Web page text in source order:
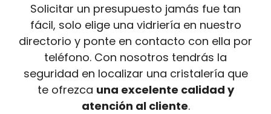
Solicitar un presupuesto jamás fue tan
fácil, solo elige una vidriería en nuestro
directorio y ponte en contacto con ella por
teléfono. Con nosotros tendrás la
seguridad en localizar una cristalería que
te ofrezca una excelente calidad y
atención al cliente.